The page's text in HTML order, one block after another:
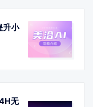
升小
无